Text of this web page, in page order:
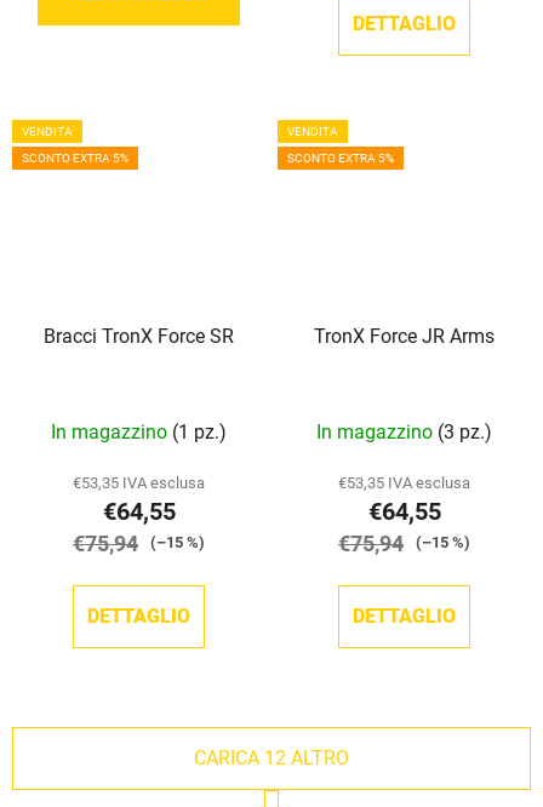
DETTAGLIO
VENDITA
SCONTO EXTRA 5%
Bracci TronX Force SR
In magazzino (1 pz.)
€53,35 IVA esclusa
€64,55
€75,94 (–15 %)
DETTAGLIO
VENDITA
SCONTO EXTRA 5%
TronX Force JR Arms
In magazzino (3 pz.)
€53,35 IVA esclusa
€64,55
€75,94 (–15 %)
DETTAGLIO
CARICA 12 ALTRO